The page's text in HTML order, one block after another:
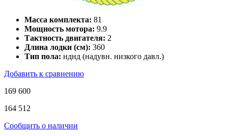
Масса комплекта: 81
Мощность мотора: 9.9
Тактность двигателя: 2
Длина лодки (см): 360
Тип пола: нднд (надувн. низкого давл.)
Добавить к сравнению
169 600
164 512
Сообщить о наличии